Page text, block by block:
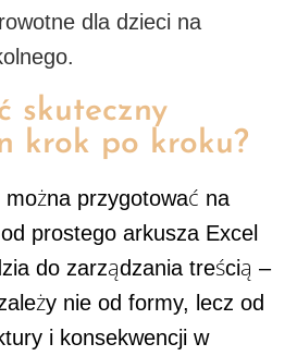
dla dzieci na
skuteczny
krok po kroku?
przygotować na
prostego arkusza Excel
do zarządzania treścią –
nie od formy, lecz od
i konsekwencji w